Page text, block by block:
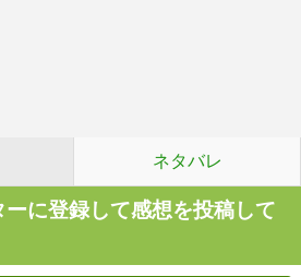
ネタバレ
に登録して感想を投稿して